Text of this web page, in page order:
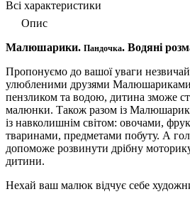
Всі характеристики
Опис
Малюшарики. Пандочка. Водяні
Пропонуємо до вашої уваги
улюбленими друзями
пензликом та водою, дитина зможе
малюнки. Також разом із
із навколишнім світом: овочами,
тваринами, предметами побуту. А
допоможе розвинути дрібну
дитини.
Нехай ваш малюк відчує себе